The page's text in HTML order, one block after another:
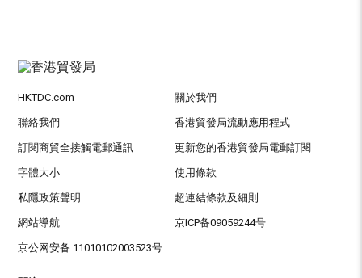
HKTDC.com 關於我們
聯絡我們 香港貿發局流動應用程式
訂閱商貿全接觸電郵通訊 更新您的香港貿發局電郵訂閱
字體大小 使用條款
私隱政策聲明 超連結條款及細則
網站導航 京ICP备09059244号
京公网安备 11010102003523号